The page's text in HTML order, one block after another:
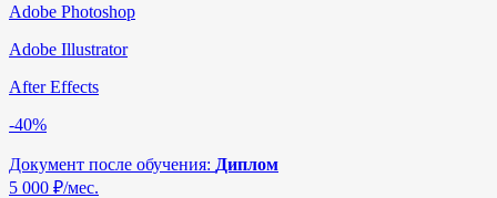
Adobe Photoshop
Adobe Illustrator
After Effects
-40%
Документ после обучения: Диплом
5 000 ₽/мес.